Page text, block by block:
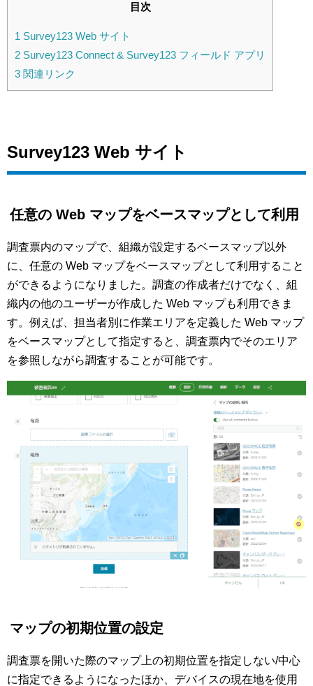
目次
1 Survey123 Web サイト
2 Survey123 Connect & Survey123 フィールド アプリ
3 関連リンク
Survey123 Web サイト
任意の Web マップをベースマップとして利用
調査票内のマップで、組織が設定するベースマップ以外
に、任意の Web マップをベースマップとして利用すること
ができるようになりました。調査の作成者だけでなく、組
織内の他のユーザーが作成した Web マップも利用できま
す。例えば、担当者別に作業エリアを定義した Web マップ
をベースマップとして指定すると、調査票内でそのエリア
を参照しながら調査することが可能です。
マップの初期位置の設定
調査票を開いた際のマップ上の初期位置を指定しない/中心
に指定できるようになったほか、デバイスの現在地を使用